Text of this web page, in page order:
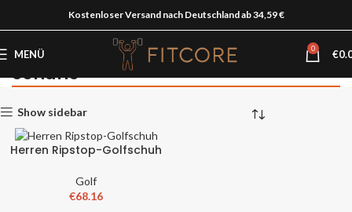
Kostenloser Versand nach Deutschland ab 34,59 €
MENÜ 0 €
Schuhe Startseite
Show sidebar
Herren Ripstop-Golfschuh
Golf
€68.16